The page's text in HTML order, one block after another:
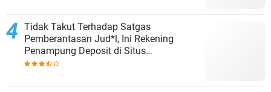
Tidak Takut Terhadap Satgas
Pemberantasan Jud*l, Ini Rekening
Penampung Deposit di Situs
MENARA4D